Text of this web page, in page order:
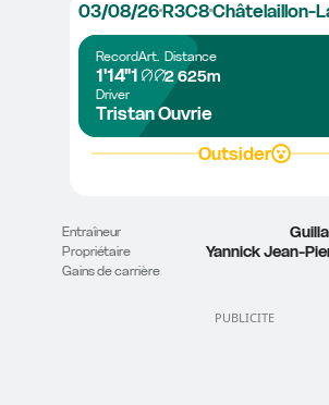
03/08/26R3C8Châtelaillon-
Record
1'14"1
Art. Distance
2 625m
Driver
Tristan Ouvrie
Outsider
Entraîneur
Propriétaire Yannick Jean-
Gains de carrière